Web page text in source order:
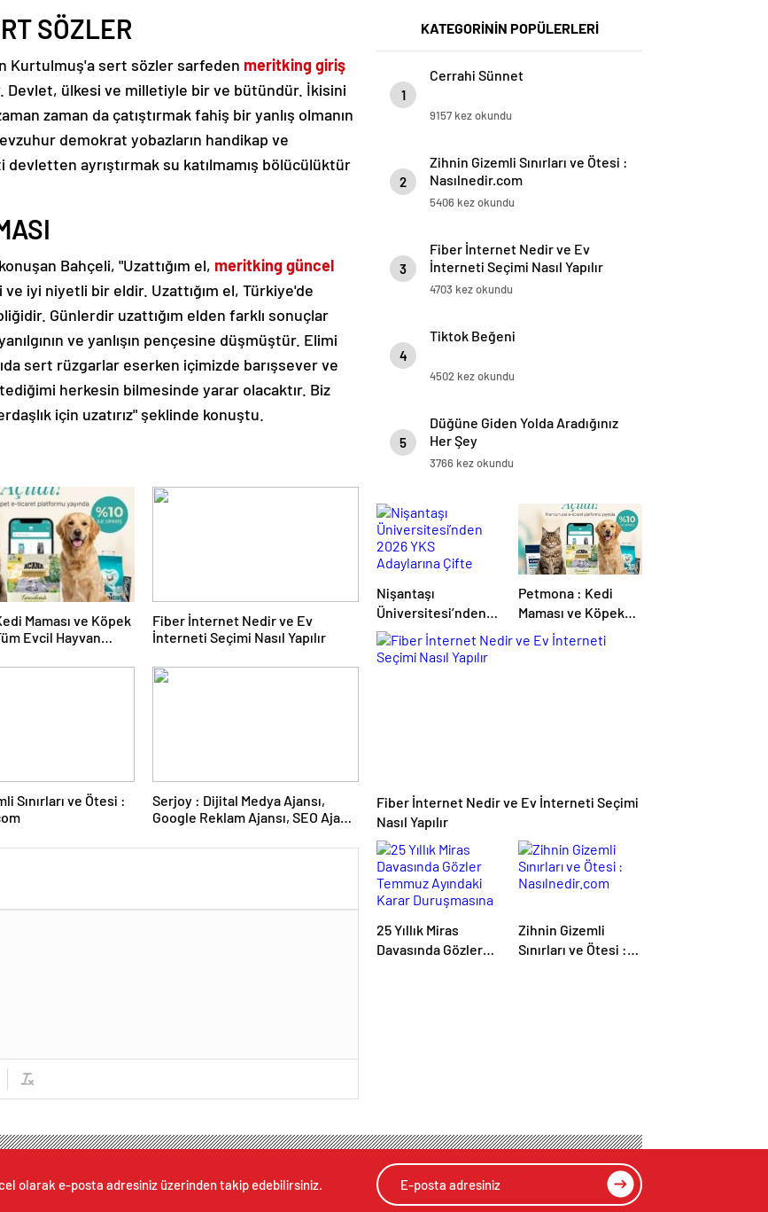
SÖZLER
Kurtulmuş'a sert sözler sarfeden meritking giriş
ülkesi ve milletiyle bir ve bütündür. İkisini
zaman da çatıştırmak fahiş bir yanlış olmanın
demokrat yobazların handikap ve
ayrıştırmak su katılmamış bölücülüktür
Bahçeli, "Uzattığım el, meritking güncel
ve iyi niyetli bir eldir. Uzattığım el, Türkiye'de
Günlerdir uzattığım elden farklı sonuçlar
ve yanlışın pençesine düşmüştür. Elimi
sert rüzgarlar eserken içimizde barışsever ve
herkesin bilmesinde yarar olacaktır. Biz
için uzatırız" şeklinde konuştu.
Maması ve Köpek
Evcil Hayvan
Fiber İnternet Nedir ve Ev
İnterneti Seçimi Nasıl Yapılır
Sınırları ve Ötesi :
Serjoy : Dijital Medya Ajansı,
Google Reklam Ajansı, SEO Ajansı
KATEGORİNİN POPÜLERLERİ
1
Cerrahi Sünnet
9157 kez okundu
2
Zihnin Gizemli Sınırları ve Ötesi :
Nasılnedir.com
5406 kez okundu
3
Fiber İnternet Nedir ve Ev
İnterneti Seçimi Nasıl Yapılır
4703 kez okundu
4
Tiktok Beğeni
4502 kez okundu
5
Düğüne Giden Yolda Aradığınız
Her Şey
3766 kez okundu
Nişantaşı
Üniversitesi’nden
2026 YKS
Adaylarına Çifte
Petmona : Kedi
Maması ve Köpek
Maması İle Tüm
Fiber İnternet Nedir ve Ev İnterneti Seçimi
Nasıl Yapılır
25 Yıllık Miras
Davasında Gözler
Zihnin Gizemli
Sınırları ve Ötesi :
olarak e-posta adresiniz üzerinden takip edebilirsiniz.